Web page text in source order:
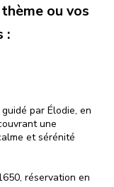
ou vos
:
par Élodie, en
une
et sérénité
réservation en